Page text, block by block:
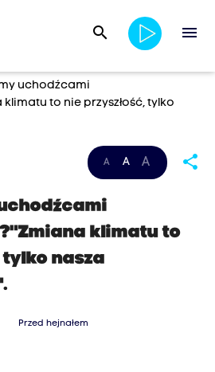
search menu
uchodźcami
to nie przyszłość, tylko
A A A share
klimatu to
tylko nasza
Przed hejnałem